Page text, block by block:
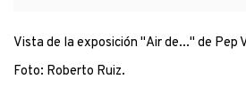
Vista de la exposición "Air de..." de Pep
Foto: Roberto Ruiz.